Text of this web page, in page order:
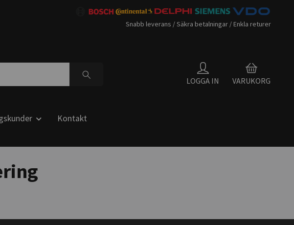
Snabb leverans / Säkra betalningar / Enkla returer
LOGGA IN VARUKORG
Kontakt